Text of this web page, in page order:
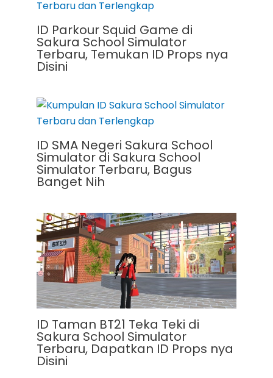
ID Parkour Squid Game di
Sakura School Simulator
Terbaru, Temukan ID Props nya
Disini
ID SMA Negeri Sakura School
Simulator di Sakura School
Simulator Terbaru, Bagus
Banget Nih
ID Taman BT21 Teka Teki di
Sakura School Simulator
Terbaru, Dapatkan ID Props nya
Disini